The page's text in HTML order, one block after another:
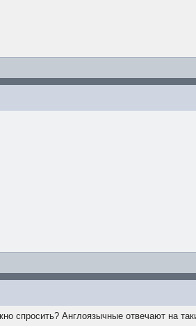
спросить? Англоязычные отвечают на